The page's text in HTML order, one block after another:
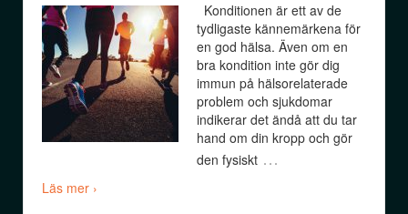
Konditionen är ett av de
tydligaste kännemärkena för
en god hälsa. Även om en
bra kondition inte gör dig
immun på hälsorelaterade
problem och sjukdomar
indikerar det ändå att du tar
hand om din kropp och gör
den fysiskt …
Läs mer ›